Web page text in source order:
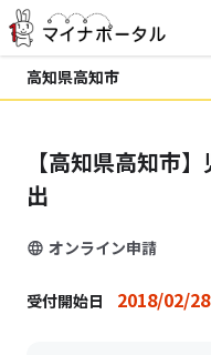
高知県高知市
【高知県高知市
出
オンライン申請
受付開始日 2018/02/28